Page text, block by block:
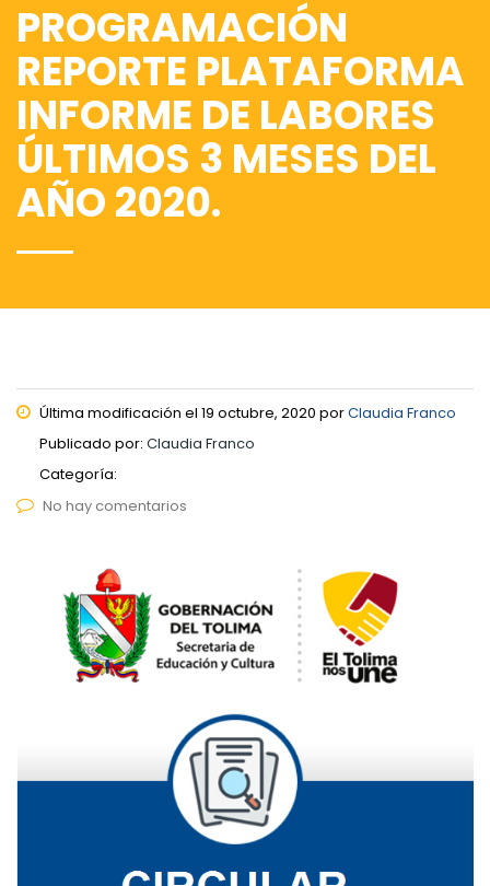
PROGRAMACIÓN
REPORTE PLATAFORMA
INFORME DE LABORES
ÚLTIMOS 3 MESES DEL
AÑO 2020.
Última modificación el 19 octubre, 2020 porClaudia Franco
Publicado por: Claudia Franco
Categoría:
No hay comentarios